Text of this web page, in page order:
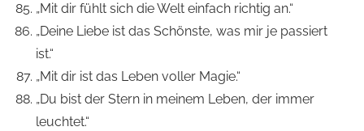
„Mit dir fühlt sich die Welt einfach richtig an.“
„Deine Liebe ist das Schönste, was mir je passiert
ist.“
„Mit dir ist das Leben voller Magie.“
„Du bist der Stern in meinem Leben, der immer
leuchtet.“